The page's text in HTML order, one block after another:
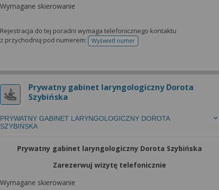
Wymagane skierowanie
Rejestracja do tej poradni wymaga telefonicznego kontaktu
z przychodnią pod numerem:
Wyświetl numertelefonu do rejestracji
Prywatny gabinet laryngologiczny Dorota
Szybińska
PRYWATNY GABINET LARYNGOLOGICZNY DOROTA
SZYBIŃSKA
Prywatny gabinet laryngologiczny Dorota Szybińska
Zarezerwuj wizytę telefonicznie
Wymagane skierowanie